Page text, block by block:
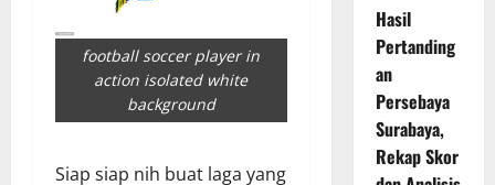
football soccer player in
action isolated white
background
Siap siap nih buat laga yang
Hasil
Pertanding
an
Persebaya
Surabaya,
Rekap Skor